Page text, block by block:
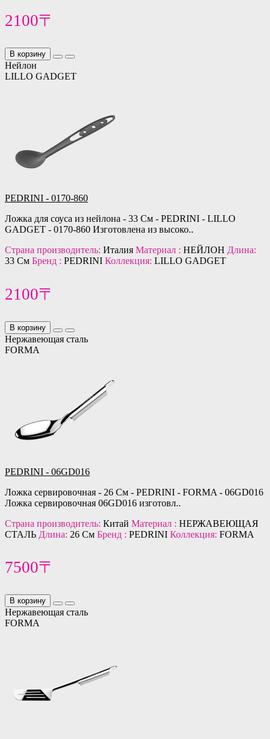
2100〒
В корзину
Нейлон
LILLO GADGET
PEDRINI - 0170-860
Ложка для соуса из нейлона - 33 См - PEDRINI - LILLO
GADGET - 0170-860 Изготовлена из высоко..
Страна производитель: Италия Материал : НЕЙЛОН Длина:
33 См Бренд : PEDRINI Коллекция: LILLO GADGET
2100〒
В корзину
Нержавеющая сталь
FORMA
PEDRINI - 06GD016
Ложка сервировочная - 26 См - PEDRINI - FORMA - 06GD016
Ложка сервировочная 06GD016 изготовл..
Страна производитель: Китай Материал : НЕРЖАВЕЮЩАЯ
СТАЛЬ Длина: 26 См Бренд : PEDRINI Коллекция: FORMA
7500〒
В корзину
Нержавеющая сталь
FORMA